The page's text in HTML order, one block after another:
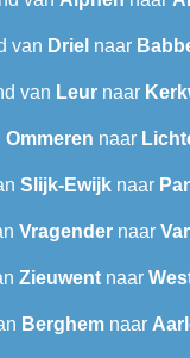
van Driel naar
van Leur naar
Ommeren naar
Slijk-Ewijknaar
Vragendernaar
Zieuwent naar
Berghem naar